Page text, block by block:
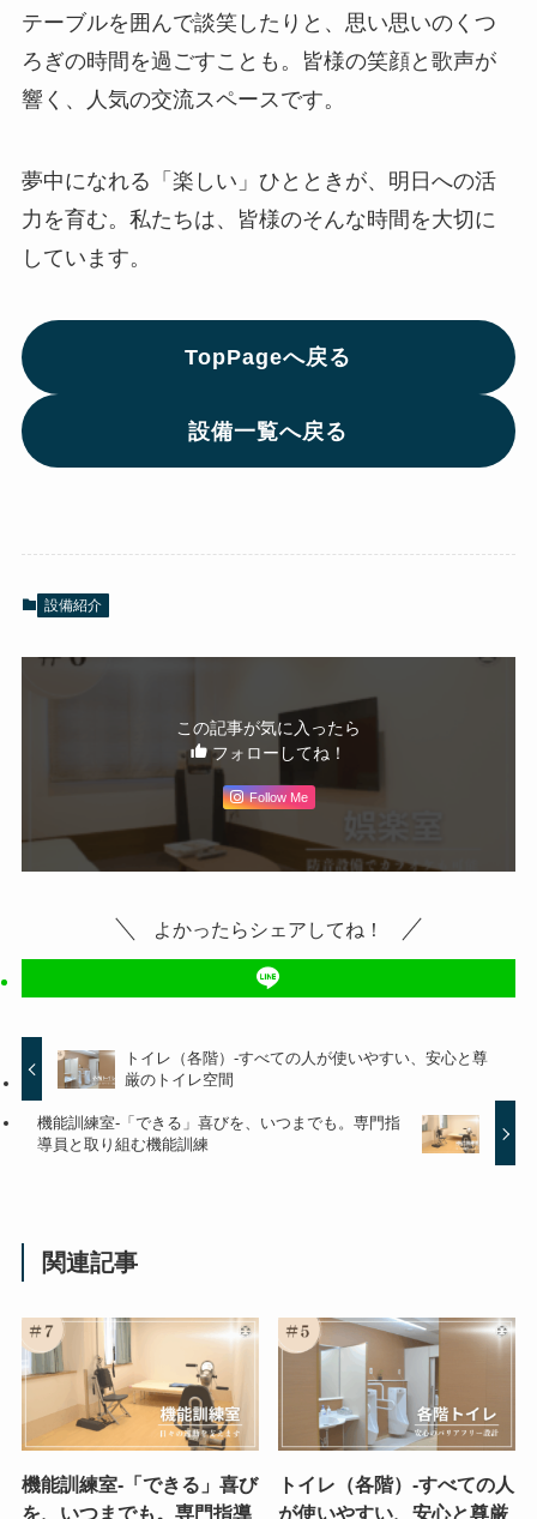
テーブルを囲んで談笑したりと、思い思いのくつ
ろぎの時間を過ごすことも。皆様の笑顔と歌声が
響く、人気の交流スペースです。
夢中になれる「楽しい」ひとときが、明日への活
力を育む。私たちは、皆様のそんな時間を大切に
しています。
TopPageへ戻る
設備一覧へ戻る
設備紹介
この記事が気に入ったら
フォローしてね！
Follow Me
よかったらシェアしてね！
トイレ（各階）-すべての人が使いやすい、安心と尊
厳のトイレ空間
機能訓練室-「できる」喜びを、いつまでも。専門指
導員と取り組む機能訓練
関連記事
機能訓練室-「できる」喜び
を、いつまでも。専門指導
トイレ（各階）-すべての人
が使いやすい、安心と尊厳